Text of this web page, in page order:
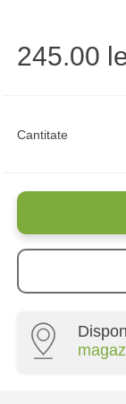
Cantitate
245.00